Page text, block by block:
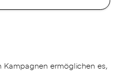
Kampagnen ermöglichen es,